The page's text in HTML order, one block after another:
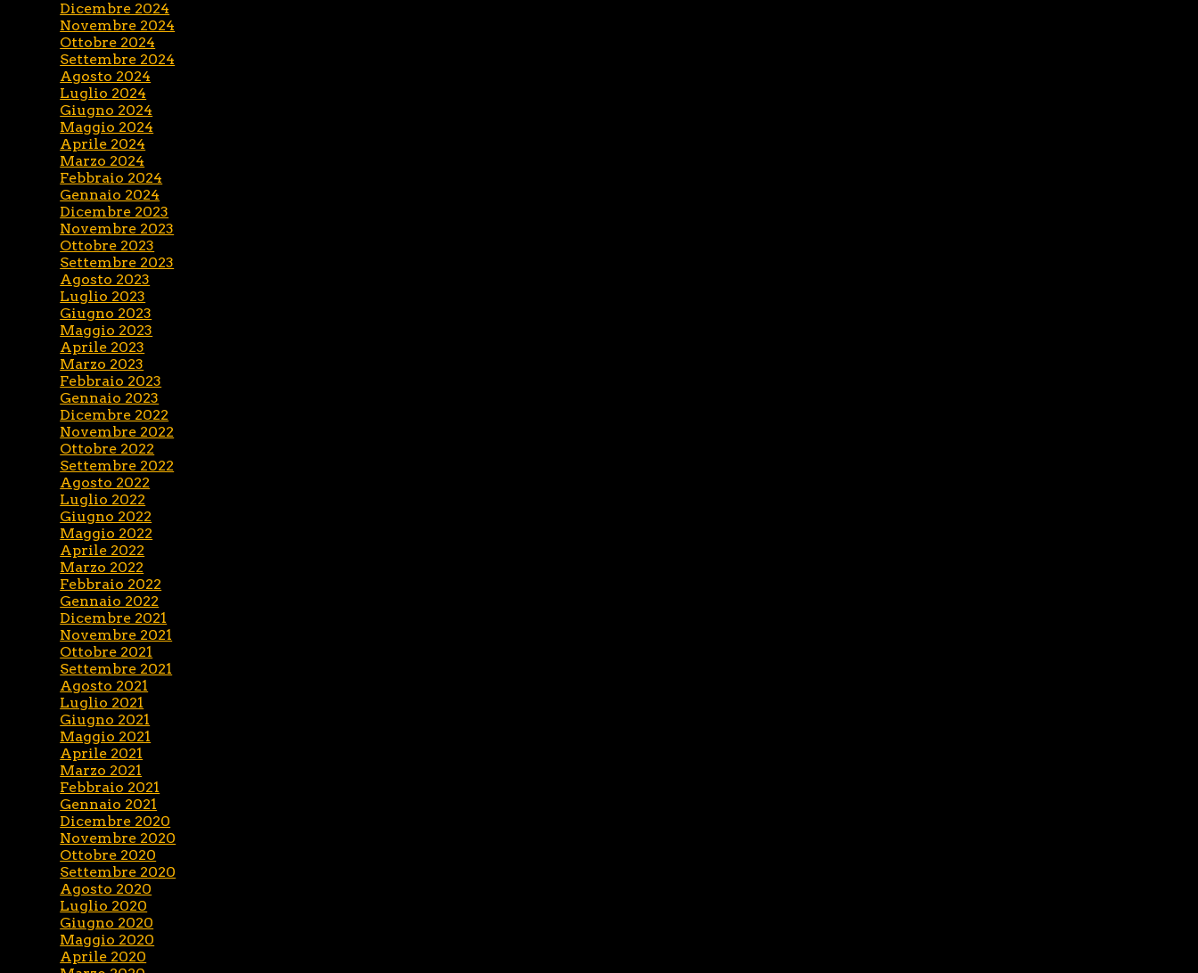
Dicembre 2024
Novembre 2024
Ottobre 2024
Settembre 2024
Agosto 2024
Luglio 2024
Giugno 2024
Maggio 2024
Aprile 2024
Marzo 2024
Febbraio 2024
Gennaio 2024
Dicembre 2023
Novembre 2023
Ottobre 2023
Settembre 2023
Agosto 2023
Luglio 2023
Giugno 2023
Maggio 2023
Aprile 2023
Marzo 2023
Febbraio 2023
Gennaio 2023
Dicembre 2022
Novembre 2022
Ottobre 2022
Settembre 2022
Agosto 2022
Luglio 2022
Giugno 2022
Maggio 2022
Aprile 2022
Marzo 2022
Febbraio 2022
Gennaio 2022
Dicembre 2021
Novembre 2021
Ottobre 2021
Settembre 2021
Agosto 2021
Luglio 2021
Giugno 2021
Maggio 2021
Aprile 2021
Marzo 2021
Febbraio 2021
Gennaio 2021
Dicembre 2020
Novembre 2020
Ottobre 2020
Settembre 2020
Agosto 2020
Luglio 2020
Giugno 2020
Maggio 2020
Aprile 2020